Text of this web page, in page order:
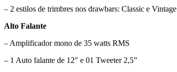
– 2 estilos de trimbres nos drawbars: Classic e Vintage
Alto Falante
– Amplificador mono de 35 watts RMS
– 1 Auto falante de 12″ e 01 Tweeter 2,5”